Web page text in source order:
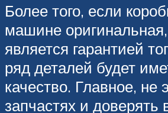
Более того, если
машине
является гарантией
ряд деталей будет
качество. Главное, не
запчастях и доверять